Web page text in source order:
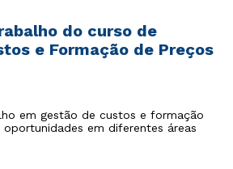
do curso de
e Formação de Preços
em gestão de custos e formação
em diferentes áreas